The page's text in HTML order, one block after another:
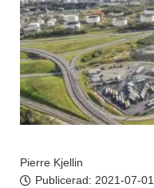
Pierre Kjellin
Publicerad: 2021-07-01